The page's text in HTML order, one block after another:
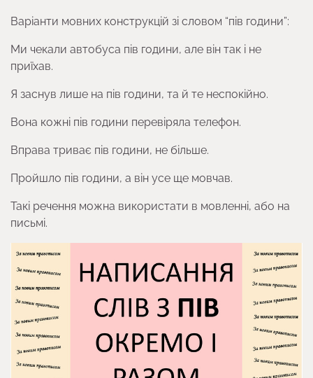
Варіанти мовних конструкцій зі словом “пів години”:
Ми чекали автобуса пів години, але він так і не
приїхав.
Я заснув лише на пів години, та й те неспокійно.
Вона кожні пів години перевіряла телефон.
Вправа триває пів години, не більше.
Пройшло пів години, а він усе ще мовчав.
Такі речення можна використати в мовленні, або на
письмі.